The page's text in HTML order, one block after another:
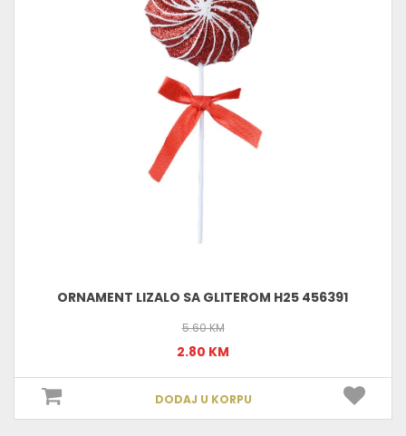
ORNAMENT LIZALO SA GLITEROM H25 456391
5.60 KM
2.80 KM
DODAJ U KORPU